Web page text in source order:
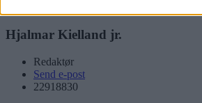
Hjalmar Kielland jr.
Redaktør
Send e-post
22918830